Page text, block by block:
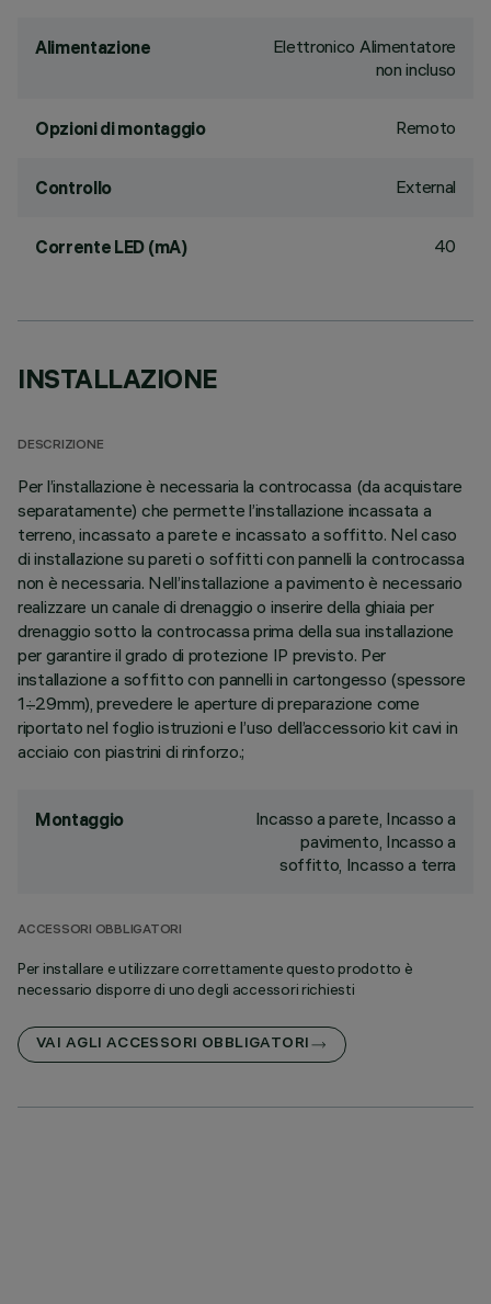
Alimentazione
Elettronico Alimentatore
non incluso
Opzioni di montaggio Remoto
Controllo External
Corrente LED (mA) 40
INSTALLAZIONE
DESCRIZIONE
Per l’installazione è necessaria la controcassa (da acquistare
separatamente) che permette l’installazione incassata a
terreno, incassato a parete e incassato a soffitto. Nel caso
di installazione su pareti o soffitti con pannelli la controcassa
non è necessaria. Nell’installazione a pavimento è necessario
realizzare un canale di drenaggio o inserire della ghiaia per
drenaggio sotto la controcassa prima della sua installazione
per garantire il grado di protezione IP previsto. Per
installazione a soffitto con pannelli in cartongesso (spessore
1÷29mm), prevedere le aperture di preparazione come
riportato nel foglio istruzioni e l’uso dell’accessorio kit cavi in
acciaio con piastrini di rinforzo.;
Montaggio
Incasso a parete, Incasso a
pavimento, Incasso a
soffitto, Incasso a terra
ACCESSORI OBBLIGATORI
Per installare e utilizzare correttamente questo prodotto è
necessario disporre di uno degli accessori richiesti
VAI AGLI ACCESSORI OBBLIGATORI